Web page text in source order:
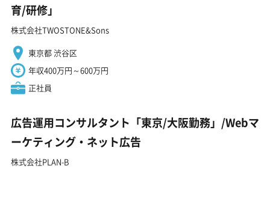
育/研修」
株式会社TWOSTONE&Sons
東京都 渋谷区
年収400万円～600万円
正社員
広告運用コンサルタント「東京/大阪勤務」/Webマ
ーケティング・ネット広告
株式会社PLAN-B